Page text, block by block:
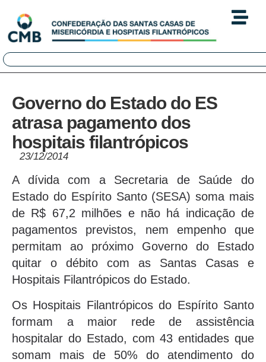
Governo do Estado do ES
atrasa pagamento dos
hospitais filantrópicos
23/12/2014
A dívida com a Secretaria de Saúde do
Estado do Espírito Santo (SESA) soma mais
de R$ 67,2 milhões e não há indicação de
pagamentos previstos, nem empenho que
permitam ao próximo Governo do Estado
quitar o débito com as Santas Casas e
Hospitais Filantrópicos do Estado.
Os Hospitais Filantrópicos do Espírito Santo
formam a maior rede de assistência
hospitalar do Estado, com 43 entidades que
somam mais de 50% do atendimento do